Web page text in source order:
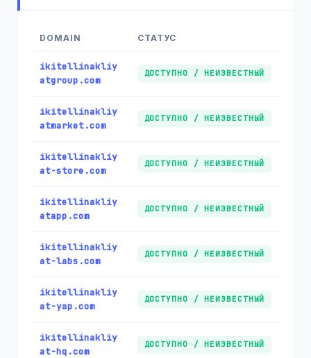
DOMAIN СТАТУС
ikitellinakliy
atgroup.com
ДОСТУПНО / НЕИЗВЕСТНЫЙ
ikitellinakliy
atmarket.com
ДОСТУПНО / НЕИЗВЕСТНЫЙ
ikitellinakliy
at-store.com
ДОСТУПНО / НЕИЗВЕСТНЫЙ
ikitellinakliy
atapp.com
ДОСТУПНО / НЕИЗВЕСТНЫЙ
ikitellinakliy
at-labs.com
ДОСТУПНО / НЕИЗВЕСТНЫЙ
ikitellinakliy
at-yap.com
ДОСТУПНО / НЕИЗВЕСТНЫЙ
ikitellinakliy
at-hq.com
ДОСТУПНО / НЕИЗВЕСТНЫЙ